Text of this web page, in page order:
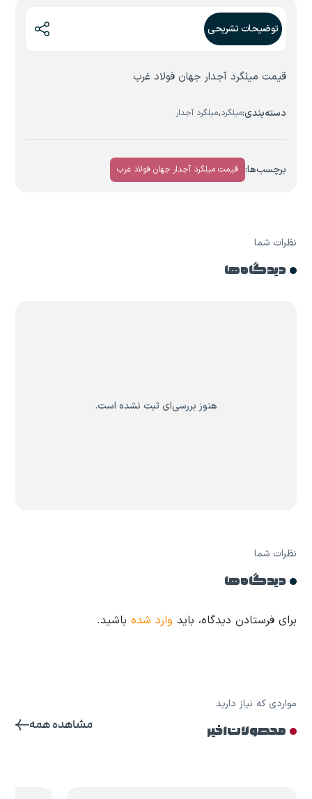
توضیحات تشریحی
قیمت میلگرد آجدار جهان فولاد غرب
دسته‌بندی:میلگرد،میلگرد آجدار
برچسب‌ها: قیمت میلگرد آجدار جهان فولاد غرب
نظرات شما
دیدگاه ها
هنوز بررسی‌ای ثبت نشده است.
نظرات شما
دیدگاه ها
برای فرستادن دیدگاه، باید وارد شده باشید.
مواردی که نیاز دارید
محصولات اخیر مشاهده همه